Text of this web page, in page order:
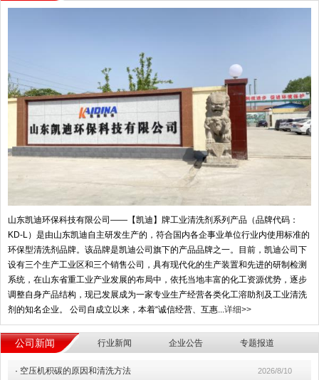
山东凯迪环保科技有限公司——【凯迪】牌工业清洗剂系列产品（品牌代码：
KD-L）是由山东凯迪自主研发生产的，符合国内各企事业单位行业内使用标准的
环保型清洗剂品牌。该品牌是凯迪公司旗下的产品品牌之一。目前，凯迪公司下
设有三个生产工业区和三个销售公司，具有现代化的生产装置和先进的研制检测
系统，在山东省重工业产业发展的布局中，依托当地丰富的化工资源优势，逐步
调整自身产品结构，现已发展成为一家专业生产经营各类化工溶助剂及工业清洗
剂的知名企业。 公司自成立以来，本着“诚信经营、互惠... 详细>>
公司新闻 行业新闻 企业公告 专题报道
· 空压机积碳的原因和清洗方法 2026/8/10